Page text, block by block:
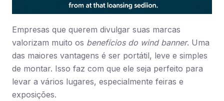
Empresas que querem divulgar suas marcas
valorizam muito os benefícios do wind banner. Uma
das maiores vantagens é ser portátil, leve e simples
de montar. Isso faz com que ele seja perfeito para
levar a vários lugares, especialmente feiras e
exposições.